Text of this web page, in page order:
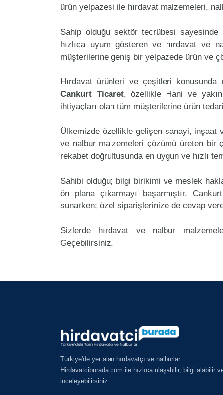
ürün yelpazesi ile hırdavat malzemeleri,
Sahip olduğu sektör tecrübesi
hızlıca uyum gösteren ve hırdavat ve
müşterilerine geniş bir yelpazede ürün ve
Hırdavat ürünleri ve çeşitleri
Cankurt Ticaret, özellikle Hani ve
ihtiyaçları olan tüm müşterilerine ürün
Ülkemizde özellikle gelişen sanayi, inşaat
ve nalbur malzemeleri çözümü üreten bir
rekabet doğrultusunda en uygun ve hızlı
Sahibi olduğu; bilgi birikimi ve meslek
ön plana çıkarmayı başarmıştır.
sunarken; özel siparişlerinize de cevap
Sizlerde hırdavat ve nalbur
Geçebilirsiniz.
Türkiye'de yer alan hırdavatçı ve nalburlar
Hirdavatciburada.com ile hızlıca ulaşabilir, bilgi alabilir
inceleyebilirsiniz.